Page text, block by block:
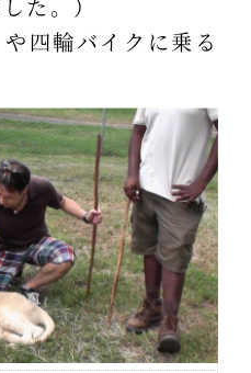
た。）
四輪バイクに乗る